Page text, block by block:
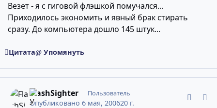
Везет - я с гиговой флэшкой помучался...
Приходилось экономить и явный брак стирать
сразу. До компьютера дошло 145 штук...
Цитата Упомянуть
FlashSighter Пользователь
Опубликовано 6 мая, 200620 г.